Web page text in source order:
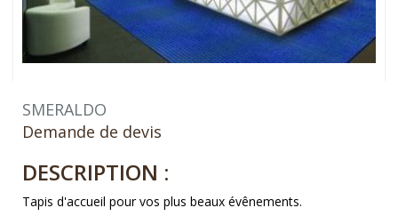
SMERALDO
Demande de devis
DESCRIPTION :
Tapis d'accueil pour vos plus beaux évênements.